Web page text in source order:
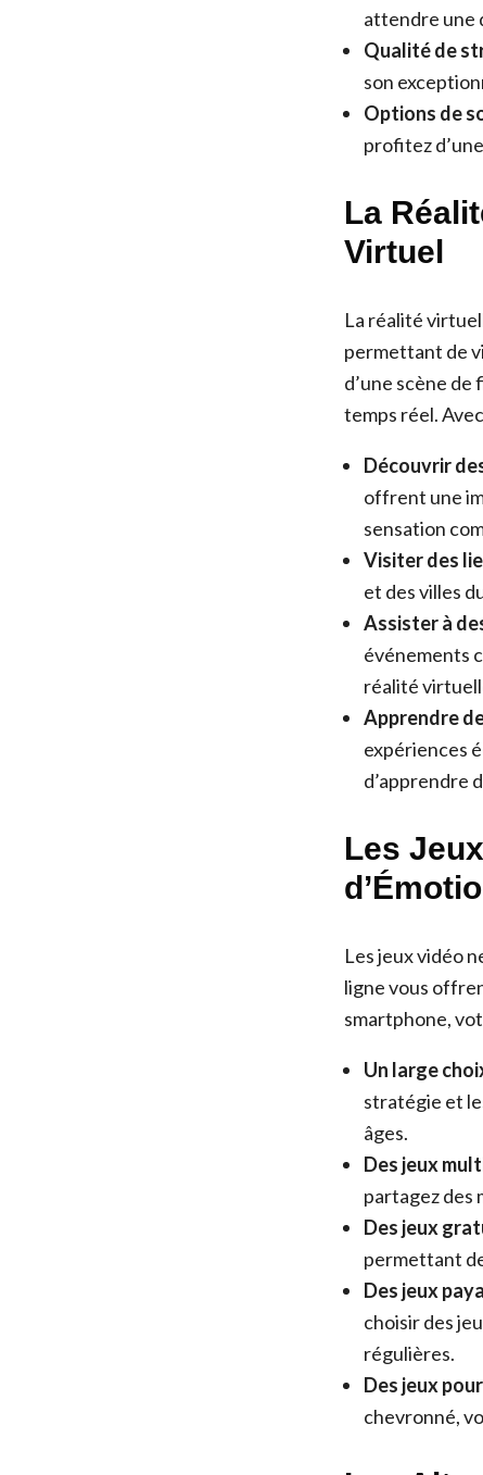
attendre une
Qualité de
son
Options de
profitez
La
Virtuel
La réalité
permettant de
d’une scène
temps réel.
Découvrir
offrent une
sensation
Visiter des
et des villes
Assister à
événements
réalité
Apprendre
expériences
d’apprendre
Les
Les jeux vidéo
ligne vous
smartphone,
Un large
stratégie et
âges.
Des jeux
partagez des
Des jeux
permettant
Des jeux
choisir des
régulières.
Des jeux
chevronné,